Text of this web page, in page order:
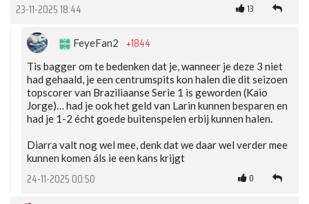
23-11-2025 18:44 13
FeyeFan2 +1844
Tis bagger om te bedenken dat je, wanneer je deze 3 niet
had gehaald, je een centrumspits kon halen die dit seizoen
topscorer van Braziliaanse Serie 1 is geworden (Kaio
Jorge)… had je ook het geld van Larin kunnen besparen en
had je 1-2 écht goede buitenspelen erbij kunnen halen.
Diarra valt nog wel mee, denk dat we daar wel verder mee
kunnen komen áls ie een kans krijgt
24-11-2025 00:50 0